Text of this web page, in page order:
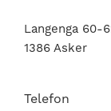
Langenga 60-
1386 Asker
Telefon